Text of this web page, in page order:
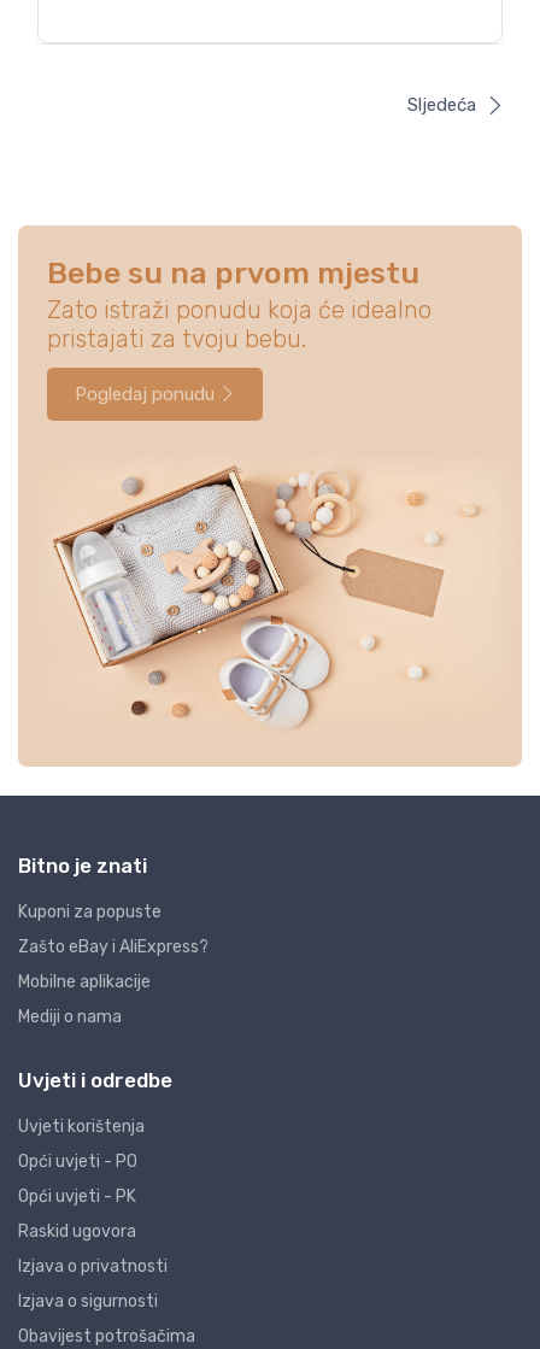
Sljedeća
Bebe su na prvom mjestu
Zato istraži ponudu koja će idealno
pristajati za tvoju bebu.
Pogledaj ponudu
Bitno je znati
Kuponi za popuste
Zašto eBay i AliExpress?
Mobilne aplikacije
Mediji o nama
Uvjeti i odredbe
Uvjeti korištenja
Opći uvjeti - PO
Opći uvjeti - PK
Raskid ugovora
Izjava o privatnosti
Izjava o sigurnosti
Obavijest potrošačima